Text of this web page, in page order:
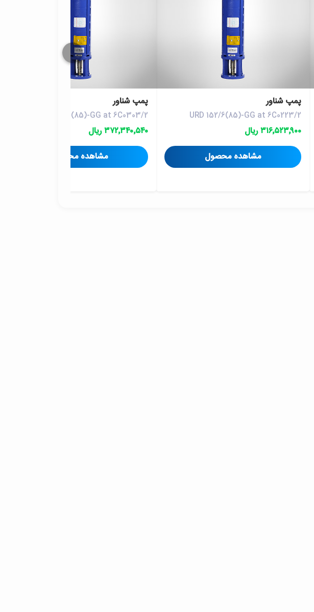
پمپ شناور
URD 152/6(85)-GG at 6C0223/2
۳۱۶٬۵۲۳٬۹۰۰ ریال
مشاهده محصول
پمپ شناور
URD 152/9(85)-GG at 6C0303/2
۳۷۲٬۳۴۰٬۵۴۰ ریال
مشاهده محصول